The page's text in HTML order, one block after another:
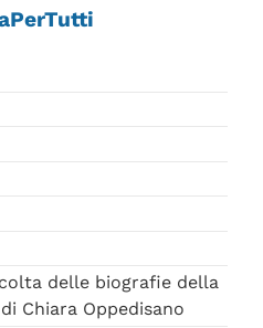
delle biografie della
Chiara Oppedisano